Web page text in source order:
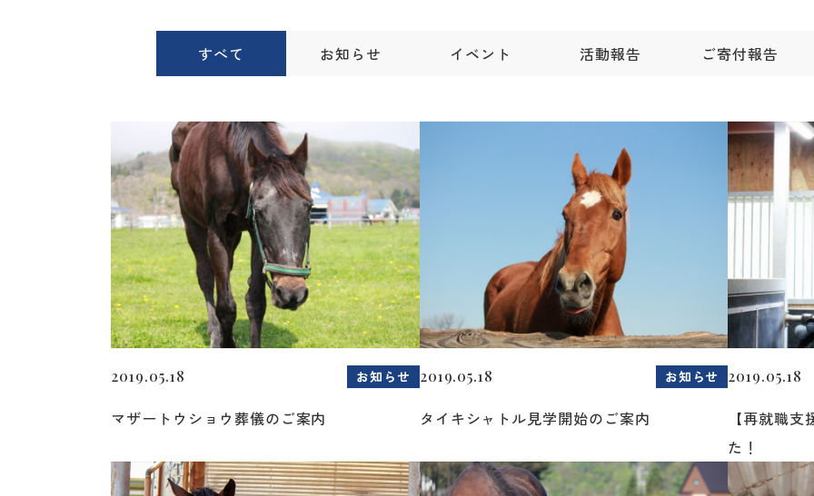
すべて お知らせ イベント 活動報告 ご寄付報告
2019.05.18 お知らせ
マザートウショウ葬儀のご案内
2019.05.18 お知らせ
タイキシャトル見学開始のご案内
2019.05.18
【再就職
た！